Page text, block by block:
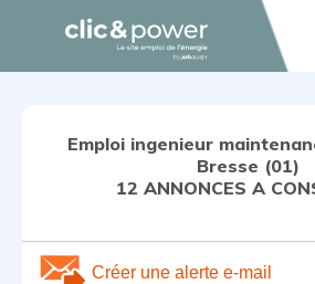
Emploi ingenieur
Bresse (01)
12 ANNONCES A
Créer une alerte e-mail